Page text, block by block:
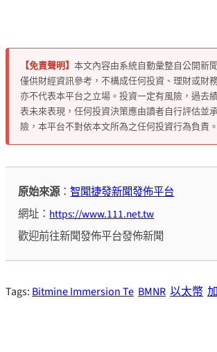
【免責聲明】 本文內容由系統自動彙整自公開新
僅供財經資訊參考，不構成任何投資、理財或財
亦不代表本平台之立場。投資一定有風險，過去
表未來表現，任何投資決策應由讀者自行評估並
險，本平台不對依本文所為之任何投資行為負責。
原始來源：智聞捷發新聞發佈平台
網址： https://www.111.net.tw
歡迎前往新聞發佈平台發佈新聞
Tags: Bitmine Immersion Te BMNR 以太幣